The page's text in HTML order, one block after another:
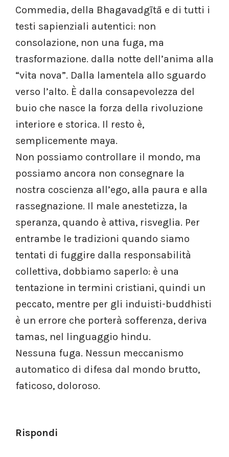
Commedia, della Bhagavadgītā e di tutti i
testi sapienziali autentici: non
consolazione, non una fuga, ma
trasformazione. dalla notte dell’anima alla
“vita nova”. Dalla lamentela allo sguardo
verso l’alto. È dalla consapevolezza del
buio che nasce la forza della rivoluzione
interiore e storica. Il resto è,
semplicemente maya.
Non possiamo controllare il mondo, ma
possiamo ancora non consegnare la
nostra coscienza all’ego, alla paura e alla
rassegnazione. Il male anestetizza, la
speranza, quando è attiva, risveglia. Per
entrambe le tradizioni quando siamo
tentati di fuggire dalla responsabilità
collettiva, dobbiamo saperlo: è una
tentazione in termini cristiani, quindi un
peccato, mentre per gli induisti-buddhisti
è un errore che porterà sofferenza, deriva
tamas, nel linguaggio hindu.
Nessuna fuga. Nessun meccanismo
automatico di difesa dal mondo brutto,
faticoso, doloroso.
Rispondi